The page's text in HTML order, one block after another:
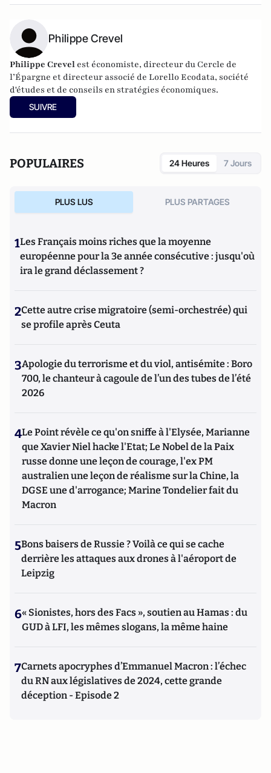
Philippe Crevel
Philippe Crevel est économiste, directeur du Cercle de
l’Épargne et directeur associé de Lorello Ecodata, société
d'études et de conseils en stratégies économiques.
SUIVRE
POPULAIRES 24 Heures 7 Jours
PLUS LUS PLUS PARTAGES
1Les Français moins riches que la moyenne
européenne pour la 3e année consécutive : jusqu'où
ira le grand déclassement ?
2Cette autre crise migratoire (semi-orchestrée) qui
se profile après Ceuta
3Apologie du terrorisme et du viol, antisémite : Boro
700, le chanteur à cagoule de l’un des tubes de l’été
2026
4Le Point révèle ce qu'on sniffe à l'Elysée, Marianne
que Xavier Niel hacke l'Etat; Le Nobel de la Paix
russe donne une leçon de courage, l'ex PM
australien une leçon de réalisme sur la Chine, la
DGSE une d'arrogance; Marine Tondelier fait du
Macron
5Bons baisers de Russie ? Voilà ce qui se cache
derrière les attaques aux drones à l'aéroport de
Leipzig
6« Sionistes, hors des Facs », soutien au Hamas : du
GUD à LFI, les mêmes slogans, la même haine
7Carnets apocryphes d’Emmanuel Macron : l’échec
du RN aux législatives de 2024, cette grande
déception - Episode 2